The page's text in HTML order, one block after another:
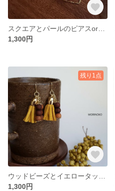
1,300円
残り1点
1,300円